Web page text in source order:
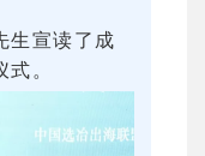
生宣读了成
。